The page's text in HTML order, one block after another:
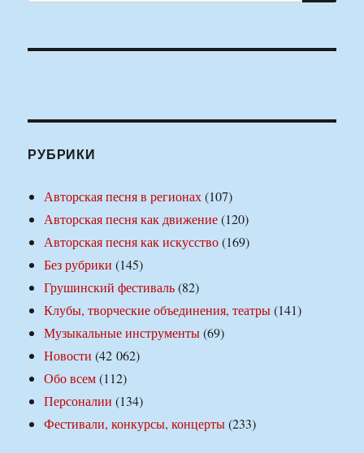
РУБРИКИ
Авторская песня в регионах(107)
Авторская песня как движение(120)
Авторская песня как искусство(169)
Без рубрики (145)
Грушинский фестиваль(82)
Клубы, творческие объединения, театры(141)
Музыкальные инструменты(69)
Новости (42 062)
Обо всем(112)
Персоналии (134)
Фестивали, конкурсы, концерты(233)